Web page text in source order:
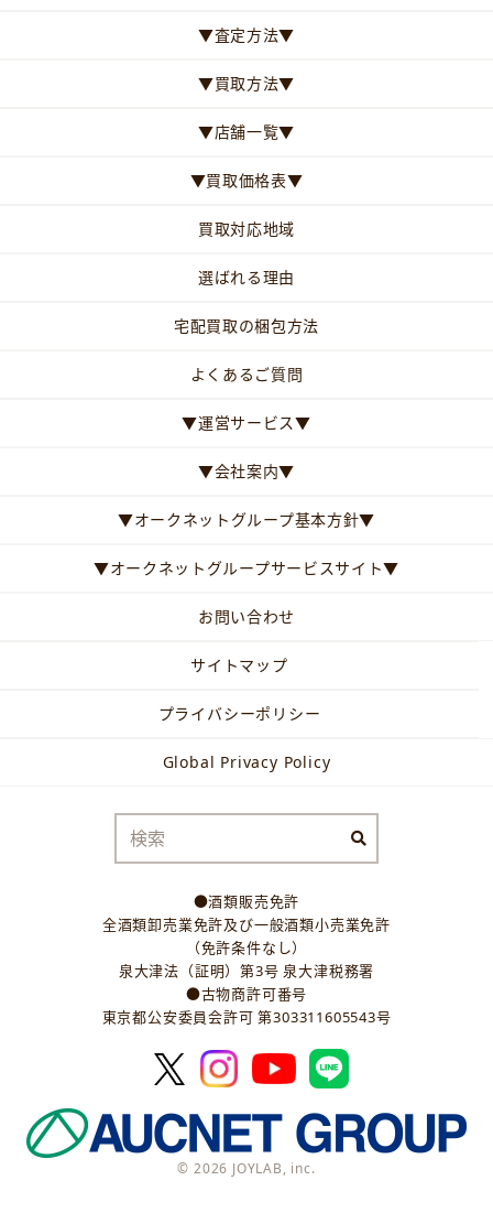
▼査定方法▼
▼買取方法▼
▼店舗一覧▼
▼買取価格表▼
買取対応地域
選ばれる理由
宅配買取の梱包方法
よくあるご質問
▼運営サービス▼
▼会社案内▼
▼オークネットグループ基本方針▼
▼オークネットグループサービスサイト▼
お問い合わせ
サイトマップ
プライバシーポリシー
Global Privacy Policy
●酒類販売免許
全酒類卸売業免許及び一般酒類小売業免許
（免許条件なし）
泉大津法（証明）第3号 泉大津税務署
●古物商許可番号
東京都公安委員会許可 第303311605543号
© 2026 JOYLAB, inc.